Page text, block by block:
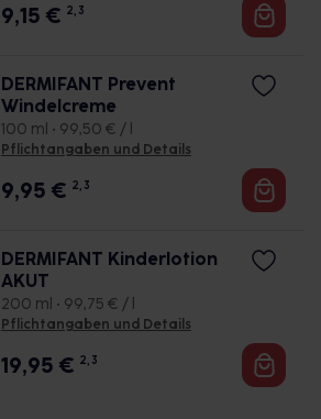
9,15 € 2, 3
DERMIFANT Prevent
Windelcreme
100 ml • 99,50 € / l
Pflichtangaben und Details
9,95 € 2, 3
DERMIFANT Kinderlotion
AKUT
200 ml • 99,75 € / l
Pflichtangaben und Details
19,95 € 2, 3